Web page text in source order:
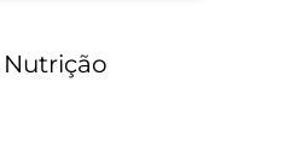
Nutrição